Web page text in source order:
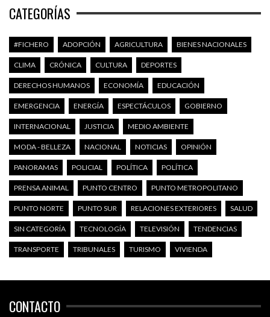
CATEGORÍAS
#FICHERO ADOPCIÓN AGRICULTURA BIENES NACIONALES
CLIMA CRÓNICA CULTURA DEPORTES
DERECHOS HUMANOS ECONOMÍA EDUCACIÓN
EMERGENCIA ENERGÍA ESPECTÁCULOS GOBIERNO
INTERNACIONAL JUSTICIA MEDIO AMBIENTE
MODA - BELLEZA NACIONAL NOTICIAS OPINIÓN
PANORAMAS POLICIAL POLÍTICA POLÍTICA
PRENSA ANIMAL PUNTO CENTRO PUNTO METROPOLITANO
PUNTO NORTE PUNTO SUR RELACIONES EXTERIORES SALUD
SIN CATEGORÍA TECNOLOGÍA TELEVISIÓN TENDENCIAS
TRANSPORTE TRIBUNALES TURISMO VIVIENDA
CONTACTO